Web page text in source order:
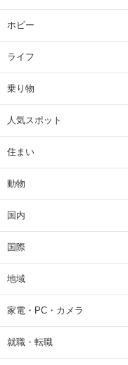
ホビー
ライフ
乗り物
人気スポット
住まい
動物
国内
国際
地域
家電・PC・カメラ
就職・転職